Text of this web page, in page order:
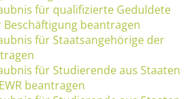
für qualifizierte Geduldete
Beschäftigung beantragen
für Staatsangehörige der
für Studierende aus Staaten
beantragen